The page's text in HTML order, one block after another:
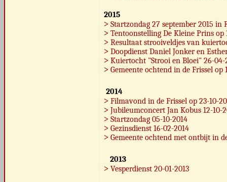
2015
˃Startzondag 27 september 2015 in
˃Tentoonstelling De Kleine Prins op
˃Resultaat strooiveldjes van
˃Doopdienst Daniel Jonker en
˃Kuiertocht "Strooi en Bloei" 26-
˃Gemeente ochtend in de Frissel op
2014
˃Filmavond in de Frissel op 23-10-
˃Jubileumconcert Jan Kobus 12-10-
˃Startzondag 05-10-2014
˃Gezinsdienst 16-02-2014
˃Gemeente ochtend met ontbijt in
2013
˃Vesperdienst 20-01-2013